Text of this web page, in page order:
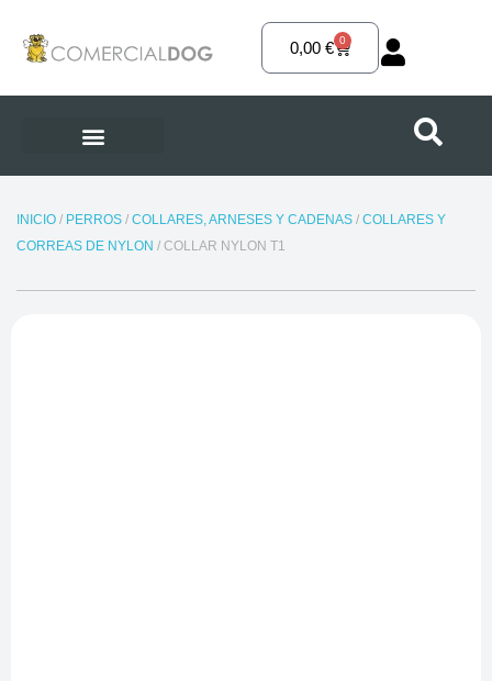
contenido
0,00€ 0
Carrito
INICIO/ PERROS/ COLLARES, ARNESES Y CADENAS/ COLLARES Y
CORREAS DE NYLON / COLLAR NYLON T1